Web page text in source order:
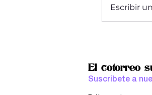
Escribir
El cotorreo
Suscríbete a